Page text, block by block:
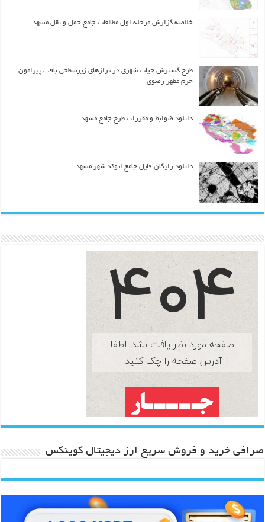
خلاصه گزارش مرحله اول مطالعات جامع حمل و نقل مشهد
طرح گسترش حیات شهري در ترازهاي زیرسطحی بافت پیرامون
حرم مطهر رضوي
دانلود ضوابط و مقررات طرح جامع مشهد
دانلود رایگان فایل جامع اتوکد شهر مشهد
صرافی خرید و فروش سریع ارز دیجیتال کوینکس